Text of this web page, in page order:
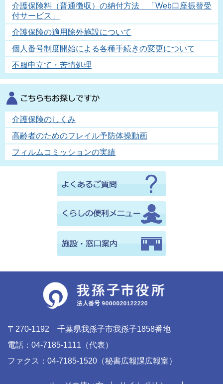
介護保険料（普通徴収）の納付方法 「Web口座振替受
付サービス」
介護保険の適用除外施設について
個人番号制度開始による各種手続きの変更について
不服申立て・苦情処理
介護保険のしくみ
高齢者のためのフレイル予防体操動画
フィルムコミッションの実績
〒270-1192 千葉県我孫子市我孫子1858番地
電話：04-7185-1111（代表）
ファクス：04-7185-1520（秘書広報課広報室）